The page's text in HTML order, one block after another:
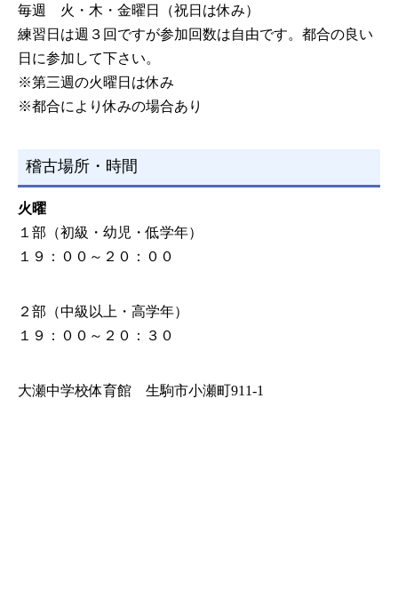
毎週 火・木・金曜日（祝日は休み）
練習日は週３回ですが参加回数は自由です。都合の良い
日に参加して下さい。
※第三週の火曜日は休み
※都合により休みの場合あり
稽古場所・時間
火曜
１部（初級・幼児・低学年）
１９：００～２０：００
２部（中級以上・高学年）
１９：００～２０：３０
大瀬中学校体育館 生駒市小瀬町911-1